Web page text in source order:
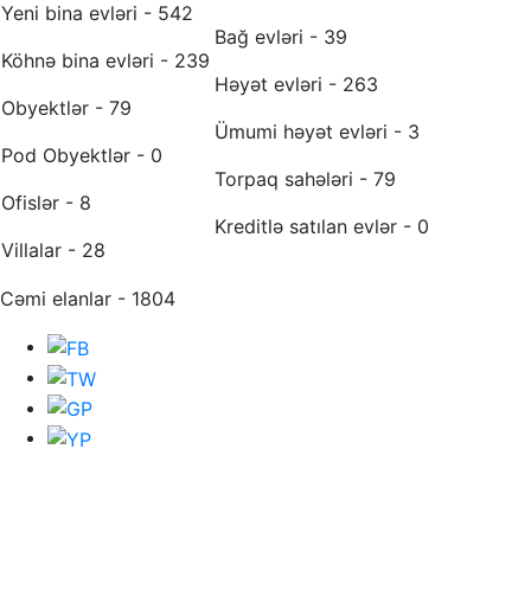
Yeni bina evləri - 542
Köhnə bina evləri - 239
Obyektlər - 79
Pod Obyektlər - 0
Ofislər - 8
Villalar - 28
Bağ evləri - 39
Həyət evləri - 263
Ümumi həyət evləri - 3
Torpaq sahələri - 79
Kreditlə satılan evlər - 0
Cəmi elanlar - 1804